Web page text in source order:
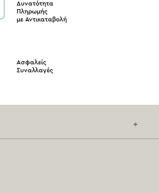
Δυνατότητα
Πληρωμής
με Αντικαταβολή
Ασφαλείς
Συναλλαγές